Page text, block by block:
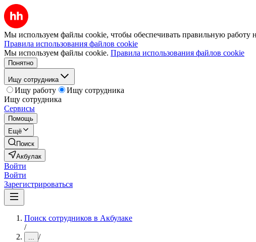
Мы используем файлы cookie, чтобы обеспечивать правильную работу
Правила использования файлов cookie
Мы используем файлы cookie. Правила использования файлов cookie
Понятно
Ищу сотрудника
Ищу работу
Ищу сотрудника
Ищу сотрудника
Сервисы
Помощь
Ещё
Поиск
Акбулак
Войти
Войти
Зарегистрироваться
Поиск сотрудников в Акбулаке
/
... /